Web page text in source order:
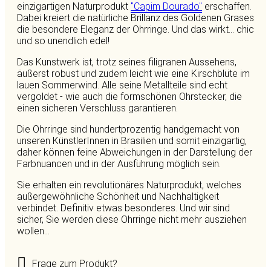
einzigartigen Naturprodukt "Capim Dourado" erschaffen.
Dabei kreiert die natürliche Brillanz des Goldenen Grases
die besondere Eleganz der Ohrringe. Und das wirkt... chic
und so unendlich edel!
Das Kunstwerk ist, trotz seines filigranen Aussehens,
äußerst robust und zudem leicht wie eine Kirschblüte im
lauen Sommerwind. Alle seine Metallteile sind echt
vergoldet - wie auch die formschönen Ohrstecker, die
einen sicheren Verschluss garantieren.
Die Ohrringe sind hundertprozentig handgemacht von
unseren KünstlerInnen in Brasilien und somit einzigartig,
daher können feine Abweichungen in der Darstellung der
Farbnuancen und in der Ausführung möglich sein.
Sie erhalten ein revolutionäres Naturprodukt, welches
außergewöhnliche Schönheit und Nachhaltigkeit
verbindet. Definitiv etwas besonderes. Und wir sind
sicher, Sie werden diese Ohrringe nicht mehr ausziehen
wollen...
Frage zum Produkt?